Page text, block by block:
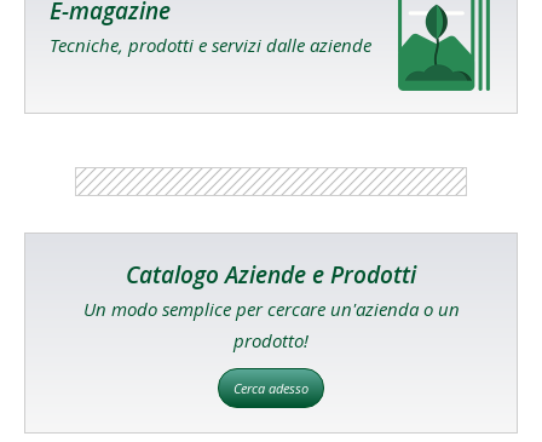
E-magazine
Tecniche, prodotti e servizi dalle aziende
Catalogo Aziende e Prodotti
Un modo semplice per cercare un'azienda o un
prodotto!
Cerca adesso